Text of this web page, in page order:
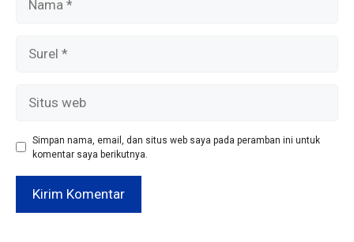
web
Simpan nama, email, dan situs web saya pada peramban ini untuk
komentar saya berikutnya.